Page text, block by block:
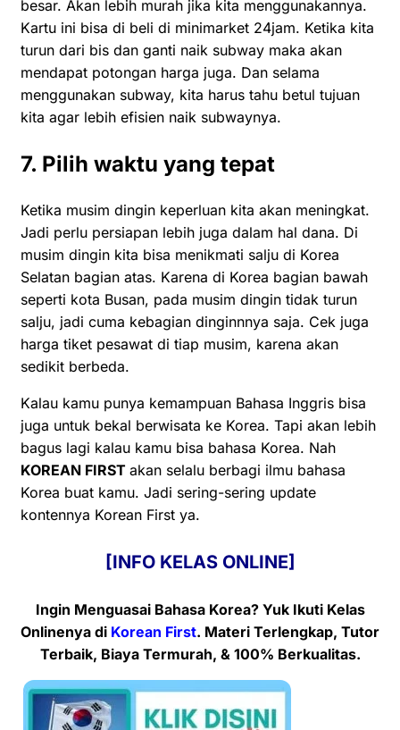
besar. Akan lebih murah jika kita menggunakannya.
Kartu ini bisa di beli di minimarket 24jam. Ketika kita
turun dari bis dan ganti naik subway maka akan
mendapat potongan harga juga. Dan selama
menggunakan subway, kita harus tahu betul tujuan
kita agar lebih efisien naik subwaynya.
7. Pilih waktu yang tepat
Ketika musim dingin keperluan kita akan meningkat.
Jadi perlu persiapan lebih juga dalam hal dana. Di
musim dingin kita bisa menikmati salju di Korea
Selatan bagian atas. Karena di Korea bagian bawah
seperti kota Busan, pada musim dingin tidak turun
salju, jadi cuma kebagian dinginnnya saja. Cek juga
harga tiket pesawat di tiap musim, karena akan
sedikit berbeda.
Kalau kamu punya kemampuan Bahasa Inggris bisa
juga untuk bekal berwisata ke Korea. Tapi akan lebih
bagus lagi kalau kamu bisa bahasa Korea. Nah
KOREAN FIRST akan selalu berbagi ilmu bahasa
Korea buat kamu. Jadi sering-sering update
kontennya Korean First ya.
[INFO KELAS ONLINE]
Ingin Menguasai Bahasa Korea? Yuk Ikuti Kelas
Onlinenya di Korean First. Materi Terlengkap, Tutor
Terbaik, Biaya Termurah, & 100% Berkualitas.